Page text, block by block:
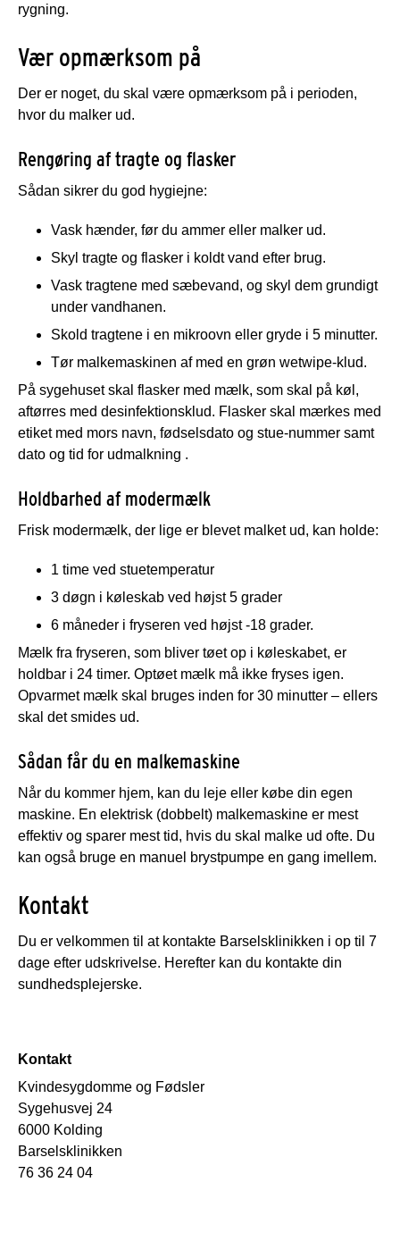
rygning.
Vær opmærksom på
Der er noget, du skal være opmærksom på i perioden,
hvor du malker ud.
Rengøring af tragte og flasker
Sådan sikrer du god hygiejne:
Vask hænder, før du ammer eller malker ud.
Skyl tragte og flasker i koldt vand efter brug.
Vask tragtene med sæbevand, og skyl dem grundigt
under vandhanen.
Skold tragtene i en mikroovn eller gryde i 5 minutter.
Tør malkemaskinen af med en grøn wetwipe-klud.
På sygehuset skal flasker med mælk, som skal på køl,
aftørres med desinfektionsklud. Flasker skal mærkes med
etiket med mors navn, fødselsdato og stue-nummer samt
dato og tid for udmalkning .
Holdbarhed af modermælk
Frisk modermælk, der lige er blevet malket ud, kan holde:
1 time ved stuetemperatur
3 døgn i køleskab ved højst 5 grader
6 måneder i fryseren ved højst -18 grader.
Mælk fra fryseren, som bliver tøet op i køleskabet, er
holdbar i 24 timer. Optøet mælk må ikke fryses igen.
Opvarmet mælk skal bruges inden for 30 minutter – ellers
skal det smides ud.
Sådan får du en malkemaskine
Når du kommer hjem, kan du leje eller købe din egen
maskine. En elektrisk (dobbelt) malkemaskine er mest
effektiv og sparer mest tid, hvis du skal malke ud ofte. Du
kan også bruge en manuel brystpumpe en gang imellem.
Kontakt
Du er velkommen til at kontakte Barselsklinikken i op til 7
dage efter udskrivelse. Herefter kan du kontakte din
sundhedsplejerske.
Kontakt
Kvindesygdomme og Fødsler
Sygehusvej 24
6000 Kolding
Barselsklinikken
76 36 24 04